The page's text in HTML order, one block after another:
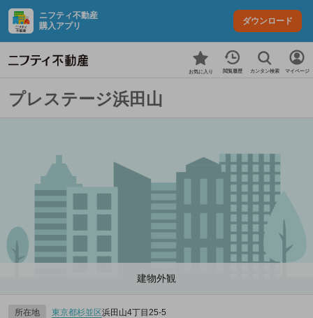
ニフティ不動産
購入アプリ
ダウンロード
お気に入り 閲覧履歴 カンタン検索 マイページ
プレステージ浜田山
建物外観
所在地 東京都杉並区浜田山4丁目25-5